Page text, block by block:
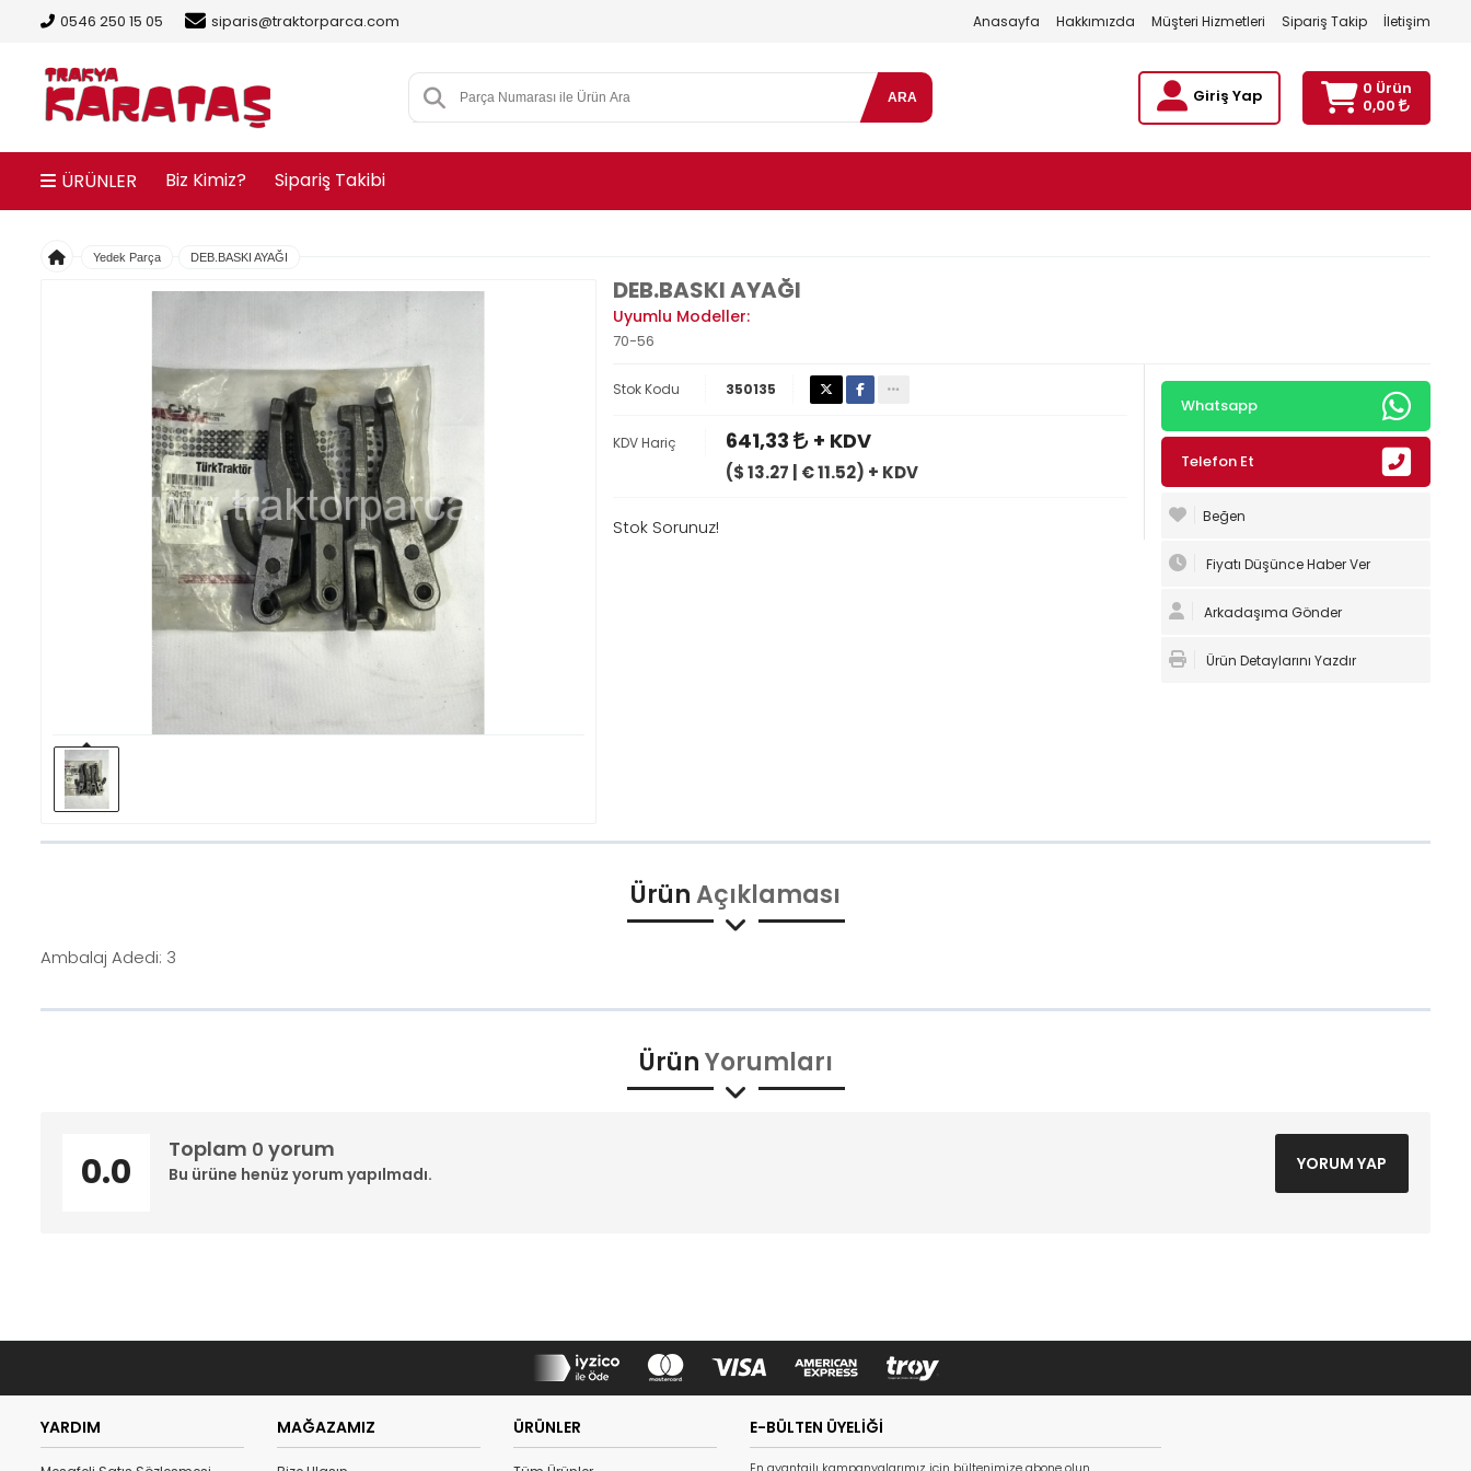
0546 250 15 05 siparis@traktorparca.com Anasayfa Hakkımızda Müşteri Hizmetleri Sipariş Takip İletişim
ARA Giriş Yap
0 Ürün
0,00
ÜRÜNLER Biz Kimiz? Sipariş Takibi
Yedek Parça DEB.BASKI AYAĞI
DEB.BASKI AYAĞI
Uyumlu Modeller:
70-56
Stok Kodu 350135
KDV Hariç 641,33 + KDV
($ 13.27 | € 11.52) + KDV
Stok Sorunuz!
Whatsapp
Telefon Et
Beğen
Fiyatı Düşünce Haber Ver
Arkadaşıma Gönder
Ürün Detaylarını Yazdır
ÜrünAçıklaması
Ambalaj Adedi: 3
ÜrünYorumları
Toplam 0 yorum
Bu ürüne henüz yorum yapılmadı.
0.0 YORUM YAP
YARDIM MAĞAZAMIZ ÜRÜNLER E-BÜLTEN ÜYELİĞİ